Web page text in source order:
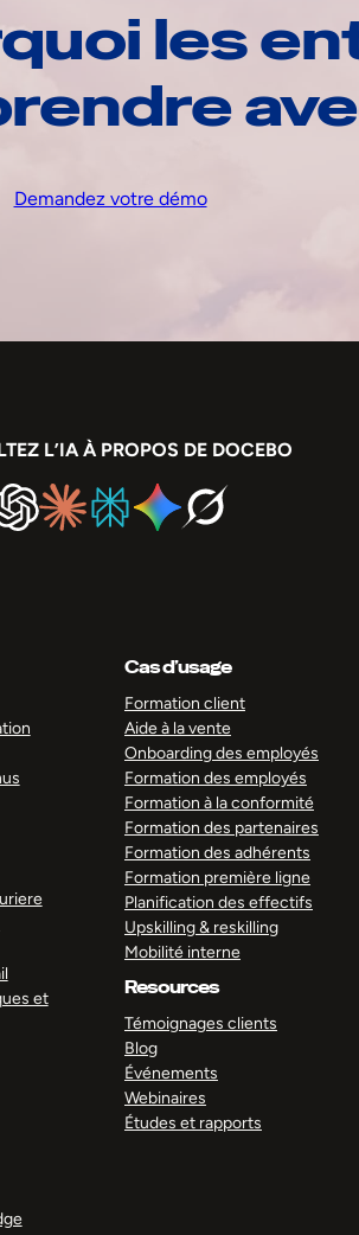
les
Demandez votre démo
L’IA À PROPOS DE DOCEBO
et
Cas d’usage
Formation client
Aide à la vente
Onboarding des employés
Formation des employés
Formation à la conformité
Formation des partenaires
Formation des adhérents
Formation première ligne
Planification des effectifs
Upskilling & reskilling
Mobilité interne
Resources
Témoignages clients
Blog
Événements
Webinaires
Études et rapports